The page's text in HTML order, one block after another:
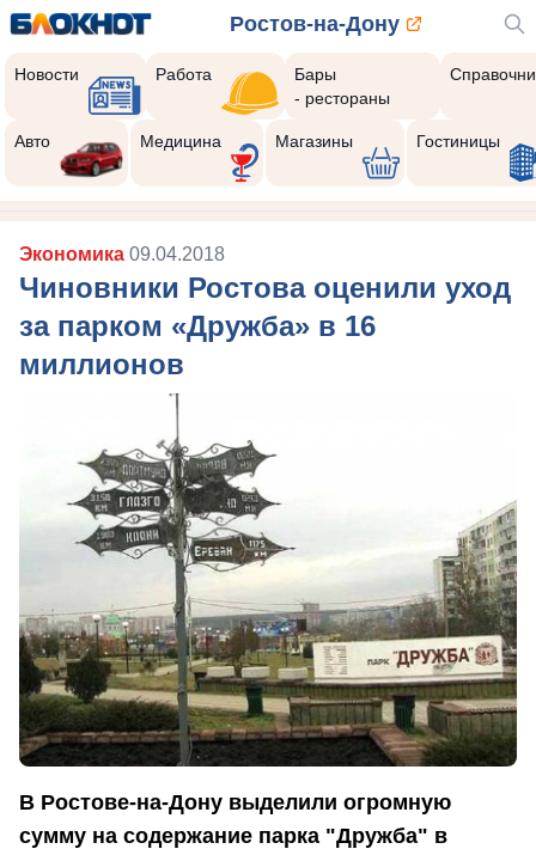
Ростов-на-Дону
Новости Работа
Бары
- рестораны
Авто Медицина Магазины Гостиницы
Экономика 09.04.2018
Чиновники Ростова оценили уход
за парком «Дружба» в 16
миллионов
В Ростове-на-Дону выделили огромную
сумму на содержание парка "Дружба" в